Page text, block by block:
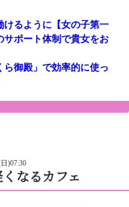
けるように【女の子第一
サポート体制で貴女をお
御殿」で効率的に使っ
)07:30
なるカフェ